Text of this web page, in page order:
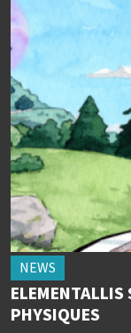
NEWS
ELEMENTALLIS
PHYSIQUES